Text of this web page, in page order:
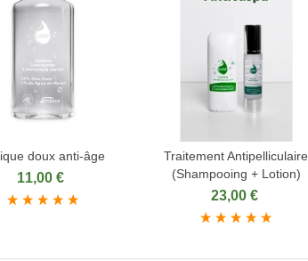
au panier
doux anti-âge
11,00 €
Ajouter au panier
Traitement Antipelliculaire
(Shampooing + Lotion)
23,00 €